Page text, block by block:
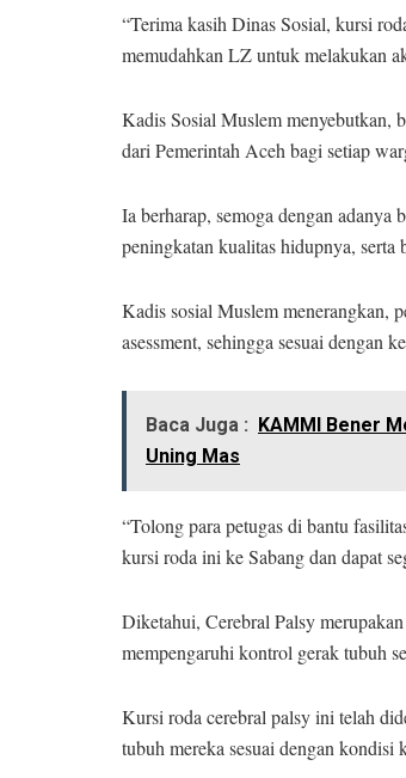
“Terima kasih Dinas Sosial, kursi
memudahkan LZ untuk melakukan
Kadis Sosial Muslem menyebutkan,
dari Pemerintah Aceh bagi setiap
Ia berharap, semoga dengan
peningkatan kualitas hidupnya, serta
Kadis sosial Muslem menerangkan,
asessment, sehingga sesuai dengan
Baca Juga :
KAMMI Bener
Uning Mas
“Tolong para petugas di bantu
kursi roda ini ke Sabang dan dapat
Diketahui, Cerebral Palsy
mempengaruhi kontrol gerak tubuh
Kursi roda cerebral palsy ini telah
tubuh mereka sesuai dengan kondisi